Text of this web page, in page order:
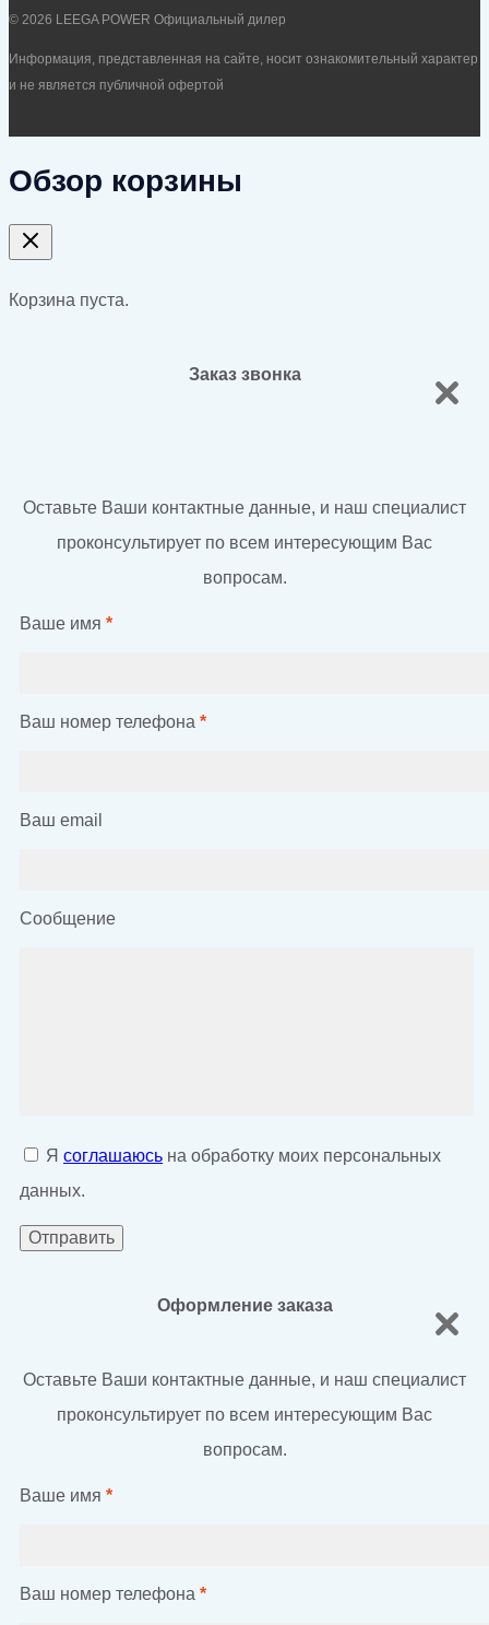
© 2026 LEEGA POWER Официальный дилер
Информация, представленная на сайте, носит ознакомительный характер
и не является публичной офертой
Обзор корзины
Корзина пуста.
Заказ звонка
Оставьте Ваши контактные данные, и наш специалист
проконсультирует по всем интересующим Вас
вопросам.
Ваше имя *
Ваш номер телефона *
Ваш email
Сообщение
Я соглашаюсь на обработку моих персональных
данных.
Оформление заказа
Оставьте Ваши контактные данные, и наш специалист
проконсультирует по всем интересующим Вас
вопросам.
Ваше имя *
Ваш номер телефона *